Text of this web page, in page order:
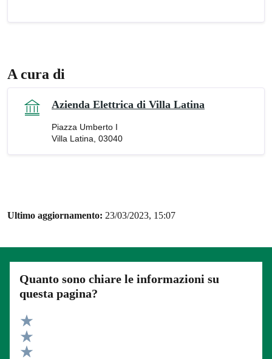
A cura di
Azienda Elettrica di Villa Latina
Piazza Umberto I
Villa Latina, 03040
Ultimo aggiornamento: 23/03/2023, 15:07
Quanto sono chiare le informazioni su
questa pagina?
Valuta 5 stelle su 5
Valuta 4 stelle su 5